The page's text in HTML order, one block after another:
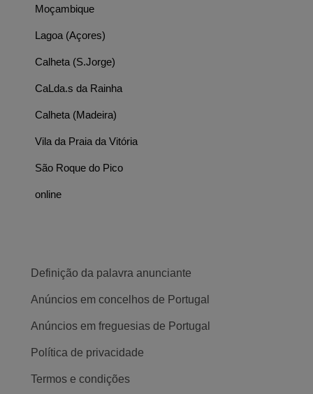
Moçambique
Lagoa (Açores)
Calheta (S.Jorge)
CaLda.s da Rainha
Calheta (Madeira)
Vila da Praia da Vitória
São Roque do Pico
online
Definição da palavra anunciante
Anúncios em concelhos de Portugal
Anúncios em freguesias de Portugal
Política de privacidade
Termos e condições